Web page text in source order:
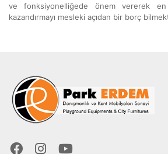
ve fonksiyonelliğede önem vererek
kazandırmayı mesleki açıdan bir borç